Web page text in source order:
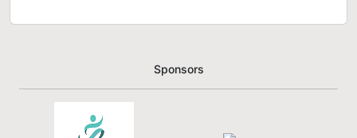
Sponsors